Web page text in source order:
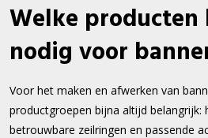
Welke producten
nodig voor
Voor het maken en afwerken van
productgroepen bijna altijd belangrijk:
betrouwbare zeilringen en passende